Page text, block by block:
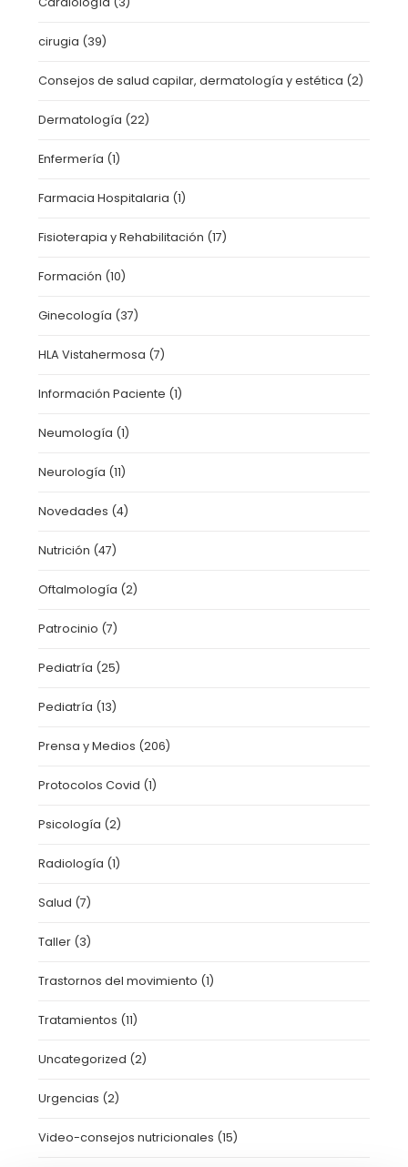
cirugia (39)
Consejos de salud capilar, dermatología y estética (2)
Dermatología (22)
Enfermería (1)
Farmacia Hospitalaria (1)
Fisioterapia y Rehabilitación (17)
Formación (10)
Ginecología (37)
HLA Vistahermosa (7)
Información Paciente (1)
Neumología (1)
Neurología (11)
Novedades (4)
Nutrición (47)
Oftalmología (2)
Patrocinio (7)
Pediatría (25)
Pediatría (13)
Prensa y Medios (206)
Protocolos Covid (1)
Psicología (2)
Radiología (1)
Salud (7)
Taller (3)
Trastornos del movimiento (1)
Tratamientos (11)
Uncategorized (2)
Urgencias (2)
Video-consejos nutricionales (15)